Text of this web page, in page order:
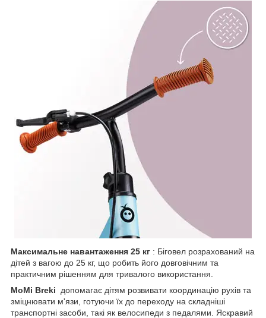
Максимальне навантаження 25 кг : Біговел розрахований на
дітей з вагою до 25 кг, що робить його довговічним та
практичним рішенням для тривалого використання.
MoMi Breki допомагає дітям розвивати координацію рухів та
зміцнювати м'язи, готуючи їх до переходу на складніші
транспортні засоби, такі як велосипеди з педалями. Яскравий